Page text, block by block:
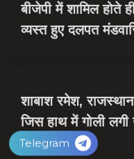
बीजेपी में शामिल होते
व्यस्त हुए दलपत
शाबाश रमेश,
जिस हाथ में गोली लगी
बदमाश को
Telegram